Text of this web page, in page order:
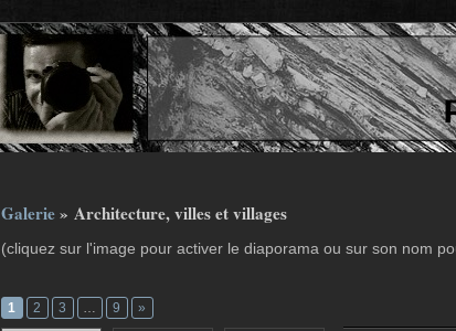
Galerie» Architecture, villes et villages
(cliquez sur l'image pour activer le diaporama ou sur son nom
1 2 3 … 9 »